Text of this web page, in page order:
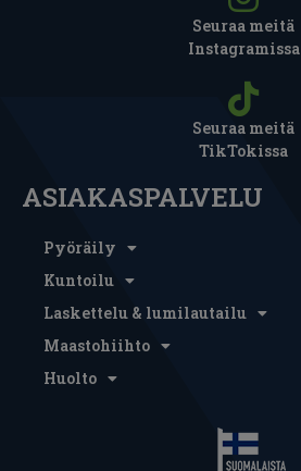
Seuraa meitä
Instagramissa
Seuraa meitä
TikTokissa
ASIAKASPALVELU
Pyöräily
Kuntoilu
Laskettelu & lumilautailu
Maastohiihto
Huolto